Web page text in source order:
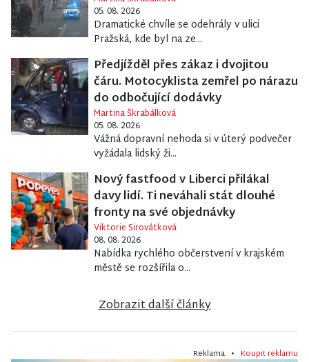
05. 08. 2026
Dramatické chvíle se odehrály v ulici
Pražská, kde byl na ze...
Předjížděl přes zákaz i dvojitou
čáru. Motocyklista zemřel po nárazu
do odbočující dodávky
Martina Škrabálková
05. 08. 2026
Vážná dopravní nehoda si v úterý podvečer
vyžádala lidský ži...
Nový fastfood v Liberci přilákal
davy lidí. Ti neváhali stát dlouhé
fronty na své objednávky
Viktorie Sirovátková
08. 08. 2026
Nabídka rychlého občerstvení v krajském
městě se rozšířila o...
Zobrazit další články
Reklama • Koupit reklamu